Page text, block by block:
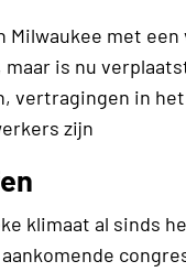
Milwaukee met
is nu
vertragingen in
zijn
klimaat al sinds